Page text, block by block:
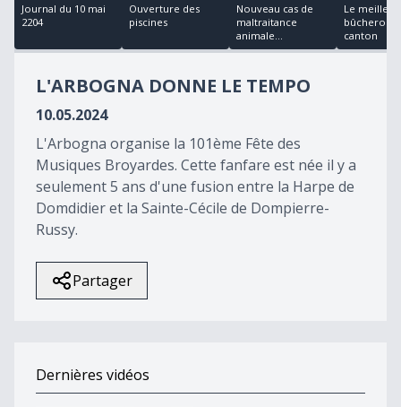
18
minutes,
seconds
Journal du 10 mai
2204
Ouverture des
piscines
Nouveau cas de
maltraitance
animale...
Le meilleur
bûcheron
canton
L'ARBOGNA DONNE LE TEMPO
10.05.2024
L'Arbogna organise la 101ème Fête des
Musiques Broyardes. Cette fanfare est née il y a
seulement 5 ans d'une fusion entre la Harpe de
Domdidier et la Sainte-Cécile de Dompierre-
Russy.
Partager
Dernières vidéos